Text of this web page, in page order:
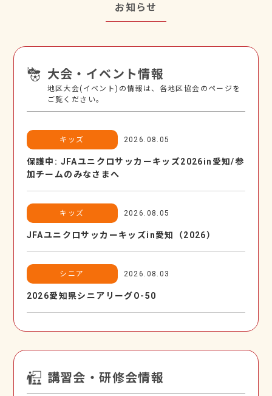
お知らせ
大会・イベント情報
地区大会(イベント)の情報は、各地区協会のページを
ご覧ください。
キッズ 2026.08.05
保護中: JFAユニクロサッカーキッズ2026in愛知/参
加チームのみなさまへ
キッズ 2026.08.05
JFAユニクロサッカーキッズin愛知（2026）
シニア 2026.08.03
2026愛知県シニアリーグO-50
講習会・研修会情報